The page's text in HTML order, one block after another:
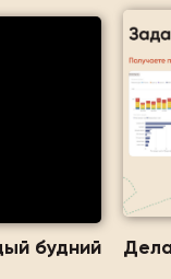
будний